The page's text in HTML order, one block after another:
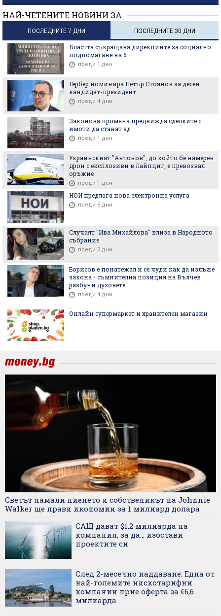
НАЙ-ЧЕТЕНИТЕ НОВИНИ ЗА
ПОСЛЕДНИТЕ 7 ДНИ ПОСЛЕДНИТЕ 30 ДНИ
Властта съкращава дирекциите за социално
подпомагане на 6
преди 1 ден
Гербер номинира Петър Стоянов за десен
кандидат-президент
преди 4 дни
Законова промяна предвижда сделките с
имоти да станат ад
преди 1 ден
Украинският "Антонов", до който бе намерен
дрон с експлозиви в Лайпциг, е превозвал
оръжие
преди 1 ден
НОИ предлага нова електронна услуга
преди 5 дни
Случаят "Ива Михайлова" влиза в Народното
събрание
преди 3 дни
Борисов е понатежал и се чуди как да излъже
закона - съмнителна позиция на Вълчев
разбуни духовете
преди 4 дни
Онлайн супермаркет и хранителен магазин
Светът намали пиенето и собственикът на Johnnie
Walker ще прави икономии за 1 милиард долара
САЩ дават $1,2 милиарда на
компания, за да... изостави
проектите си
След 2-месечно наддаване: Една от
най-големите нискотарифни
компании прие оферта за €6,6
милиарда